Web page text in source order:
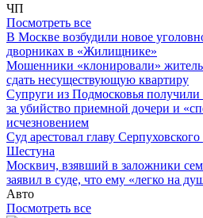
ЧП
Посмотреть все
В Москве возбудили новое
дворниках в «Жилищнике»
Мошенники «клонировали»
сдать несуществующую квартиру
Супруги из Подмосковья
за убийство приемной дочери и
исчезновением
Суд арестовал главу
Шестуна
Москвич, взявший в заложники
заявил в суде, что ему «легко на
Авто
Посмотреть все